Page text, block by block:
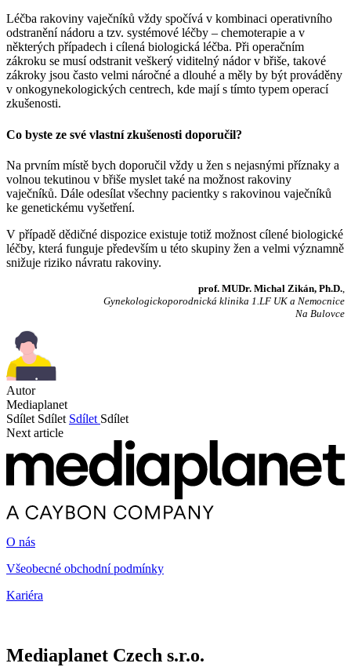
Léčba rakoviny vaječníků vždy spočívá v kombinaci operativního
odstranění nádoru a tzv. systémové léčby – chemoterapie a v
některých případech i cílená biologická léčba. Při operačním
zákroku se musí odstranit veškerý viditelný nádor v břiše, takové
zákroky jsou často velmi náročné a dlouhé a měly by být prováděny
v onkogynekologických centrech, kde mají s tímto typem operací
zkušenosti.
Co byste ze své vlastní zkušenosti doporučil?
Na prvním místě bych doporučil vždy u žen s nejasnými příznaky a
volnou tekutinou v břiše myslet také na možnost rakoviny
vaječníků. Dále odesílat všechny pacientky s rakovinou vaječníků
ke genetickému vyšetření.
V případě dědičné dispozice existuje totiž možnost cílené biologické
léčby, která funguje především u této skupiny žen a velmi významně
snižuje riziko návratu rakoviny.
prof. MUDr. Michal Zikán, Ph.D.
Gynekologickoporodnická klinika 1.LF UK a Nemocnice
Na Bulovce
Autor
Mediaplanet
Sdílet Sdílet Sdílet Sdílet
Next article
O nás
Všeobecné obchodní podmínky
Kariéra
Mediaplanet Czech s.r.o.